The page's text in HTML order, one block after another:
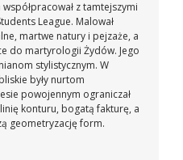
z tamtejszymi
League. Malował
martwe natury i pejzaże, a
do martyrologii Żydów. Jego
stylistycznym. W
były nurtom
powojennym ograniczał
konturu, bogatą fakturę, a
geometryzację form.